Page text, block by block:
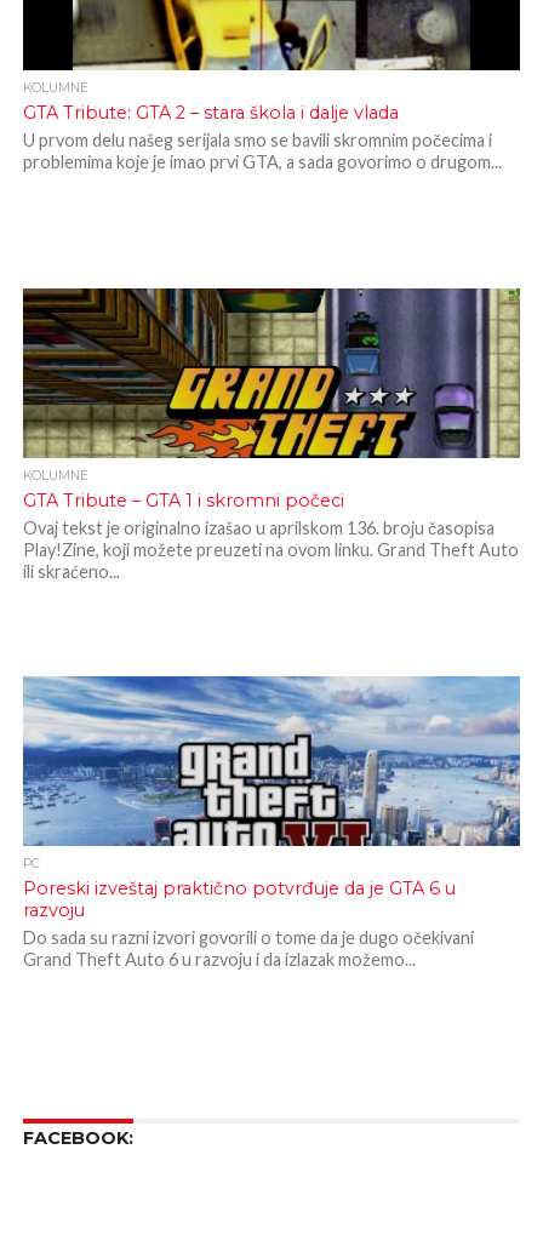
KOLUMNE
GTA Tribute: GTA 2 – stara škola i dalje vlada
U prvom delu našeg serijala smo se bavili skromnim počecima i
problemima koje je imao prvi GTA, a sada govorimo o drugom...
KOLUMNE
GTA Tribute – GTA 1 i skromni počeci
Ovaj tekst je originalno izašao u aprilskom 136. broju časopisa
Play!Zine, koji možete preuzeti na ovom linku. Grand Theft Auto
ili skraćeno...
PC
Poreski izveštaj praktično potvrđuje da je GTA 6 u
razvoju
Do sada su razni izvori govorili o tome da je dugo očekivani
Grand Theft Auto 6 u razvoju i da izlazak možemo...
FACEBOOK: